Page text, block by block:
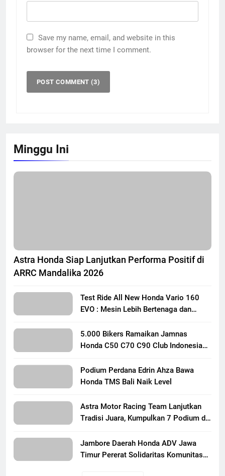
Save my name, email, and website in this
browser for the next time I comment.
Minggu Ini
Astra Honda Siap Lanjutkan Performa Positif di
ARRC Mandalika 2026
Test Ride All New Honda Vario 160
EVO : Mesin Lebih Bertenaga dan
5.000 Bikers Ramaikan Jamnas
Honda C50 C70 C90 Club Indonesia
Persaudaraan Pecinta Motor Klasik
Honda
Podium Perdana Edrin Ahza Bawa
Honda TMS Bali Naik Level
Astra Motor Racing Team Lanjutkan
Tradisi Juara, Kumpulkan 7 Podium di
Jambore Daerah Honda ADV Jawa
Timur Pererat Solidaritas Komunitas